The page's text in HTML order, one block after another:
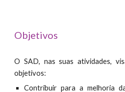
Objetivos
O SAD, nas suas atividades,
objetivos:
Contribuir para a melhoria